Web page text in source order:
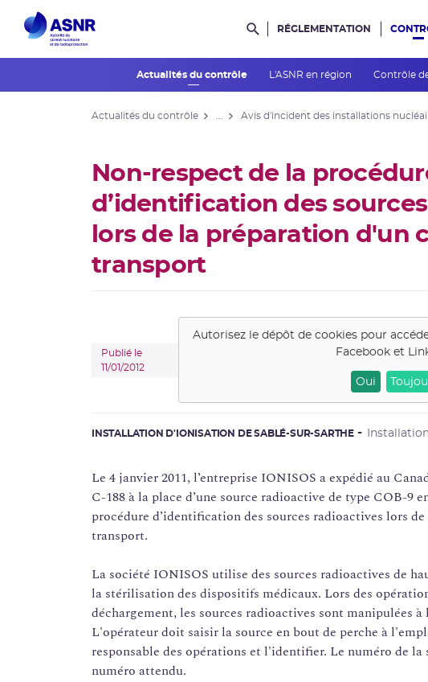
Rechercher dans le site
RÉGLEMENTATION
Actualités du contrôle L'ASNR en région Contrôle
Actualités du contrôle Avis d'incident des installations
Non-respect de la
d’identification des
lors de la préparation d'un
transport
Publié le
11/01/2012
Autorisez le dépôt de cookies pour
Facebook et
Oui
INSTALLATION D'IONISATION DE SABLÉ-SUR-SARTHE
Le 4 janvier 2011, l’entreprise IONISOS a expédié au
C-188 à la place d’une source radioactive de type COB-9
procédure d’identification des sources radioactives lors
transport.
La société IONISOS utilise des sources radioactives de
la stérilisation des dispositifs médicaux. Lors des
déchargement, les sources radioactives sont manipulées à
L'opérateur doit saisir la source en bout de perche à
responsable des opérations et l'identifier. Le numéro de la
numéro attendu.